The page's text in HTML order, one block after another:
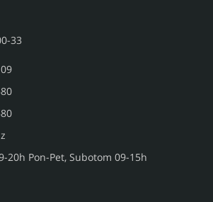
33
20h Pon-Pet, Subotom 09-15h